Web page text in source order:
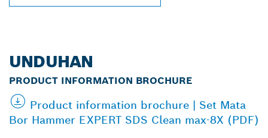
UNDUHAN
PRODUCT INFORMATION BROCHURE
Product information brochure | Set Mata
Bor Hammer EXPERT SDS Clean max-8X (PDF)